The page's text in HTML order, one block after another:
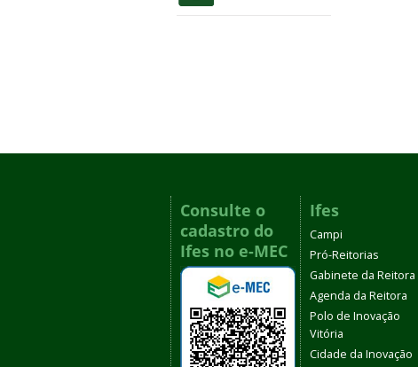
Consulte o
cadastro do
Ifes no e-MEC
Ifes
Campi
Pró-Reitorias
Gabinete da Reitora
Agenda da Reitora
Polo de Inovação
Vitória
Cidade da Inovação